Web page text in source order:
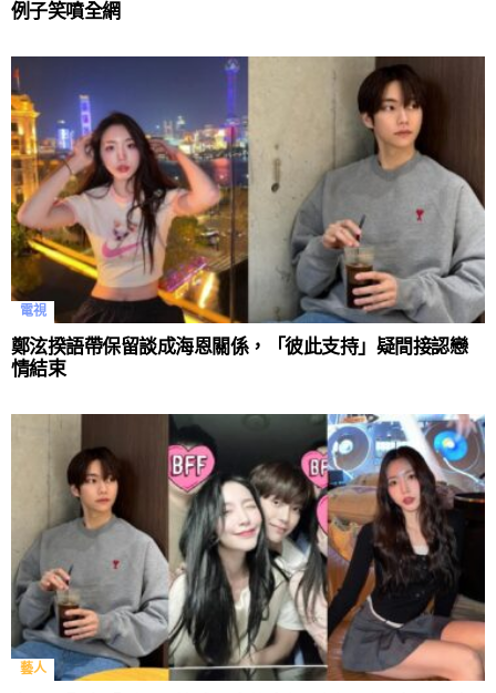
例子笑噴全網
電視
鄭泫揆語帶保留談成海恩關係，「彼此支持」疑間接認戀
情結束
藝人